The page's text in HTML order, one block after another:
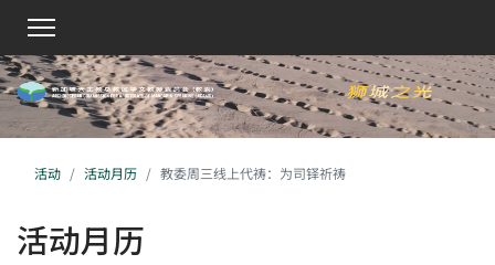
活动 活动月历 教委周三线上代祷：为司铎祈祷
活动月历